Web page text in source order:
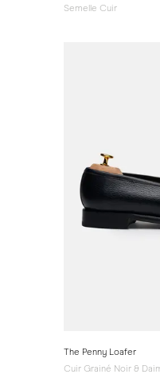
Semelle Cuir
The Penny Loafer
Cuir Grainé Noir &